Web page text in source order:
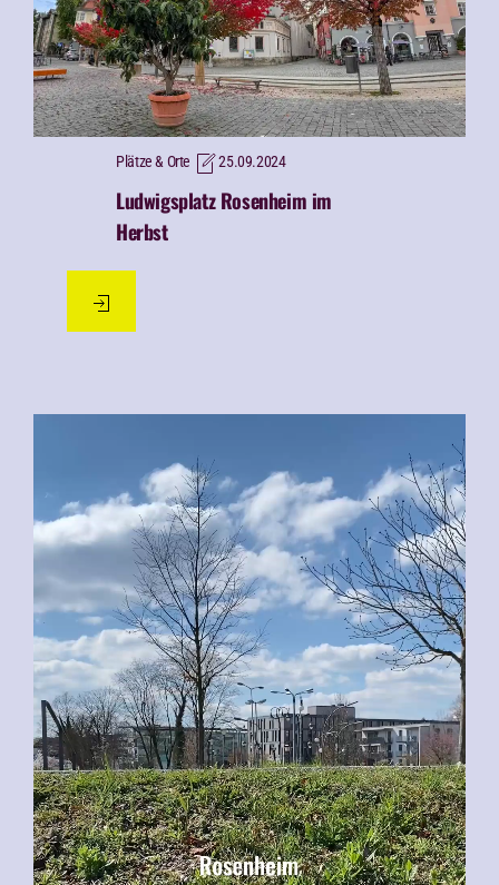
Plätze & Orte 25.09.2024
Ludwigsplatz Rosenheim im
Herbst